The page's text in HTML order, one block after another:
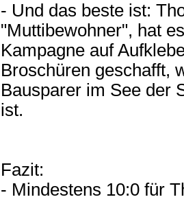
- Und das beste ist:
"Muttibewohner", hat
Kampagne auf
Broschüren geschafft,
Bausparer im See der
ist.
Fazit:
- Mindestens 10:0 für